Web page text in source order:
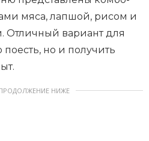
мяса, лапшой, рисом и
вариант для
поесть, но и получить
НИЖЕ